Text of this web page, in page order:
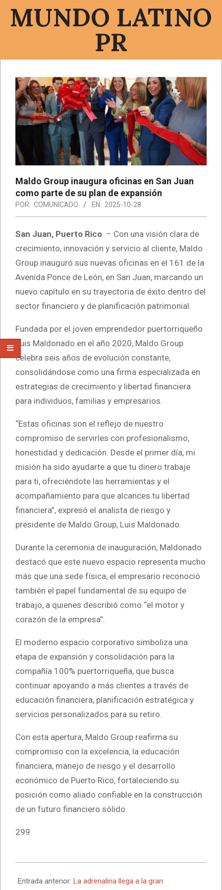
MUNDO LATINO
PR
navegación
principal
Maldo Group inaugura oficinas en San Juan
como parte de su plan de expansión
POR: COMUNICADO EN: 2025-10-28
San Juan, Puerto Rico – Con una visión clara de
crecimiento, innovación y servicio al cliente, Maldo
Group inauguró sus nuevas oficinas en el 161 de la
Avenida Ponce de León, en San Juan, marcando un
nuevo capítulo en su trayectoria de éxito dentro del
sector financiero y de planificación patrimonial.
Fundada por el joven emprendedor puertorriqueño
Luis Maldonado en el año 2020, Maldo Group
celebra seis años de evolución constante,
consolidándose como una firma especializada en
estrategias de crecimiento y libertad financiera
para individuos, familias y empresarios.
“Estas oficinas son el reflejo de nuestro
compromiso de servirles con profesionalismo,
honestidad y dedicación. Desde el primer día, mi
misión ha sido ayudarte a que tu dinero trabaje
para ti, ofreciéndote las herramientas y el
acompañamiento para que alcances tu libertad
financiera”, expresó el analista de riesgo y
presidente de Maldo Group, Luis Maldonado.
Durante la ceremonia de inauguración, Maldonado
destacó que este nuevo espacio representa mucho
más que una sede física, el empresario reconoció
también el papel fundamental de su equipo de
trabajo, a quienes describió como “el motor y
corazón de la empresa”.
El moderno espacio corporativo simboliza una
etapa de expansión y consolidación para la
compañía 100% puertorriqueña, que busca
continuar apoyando a más clientes a través de
educación financiera, planificación estratégica y
servicios personalizados para su retiro.
Con esta apertura, Maldo Group reafirma su
compromiso con la excelencia, la educación
financiera, manejo de riesgo y el desarrollo
económico de Puerto Rico, fortaleciendo su
posición como aliado confiable en la construcción
de un futuro financiero sólido.
299
10-
Entrada anterior: La adrenalina llega a la gran